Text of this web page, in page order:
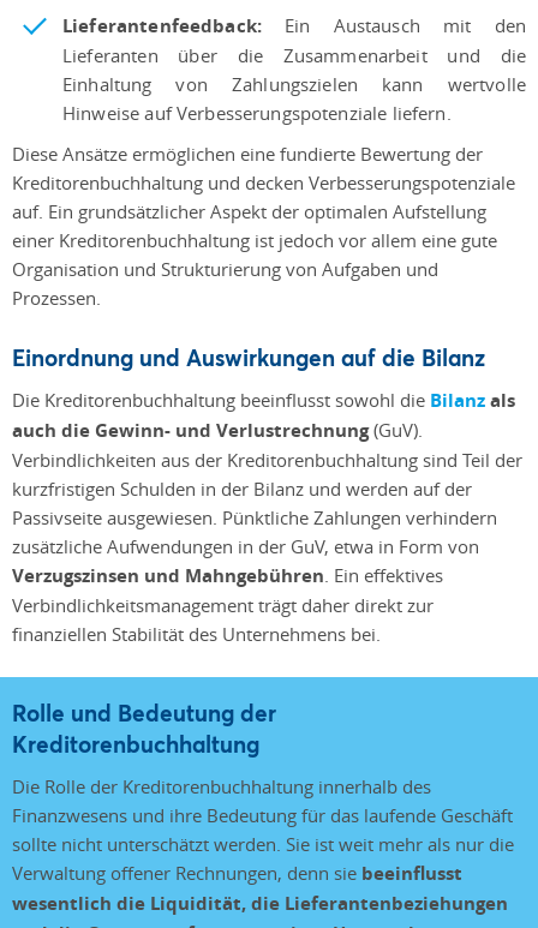
Lieferantenfeedback: Ein Austausch mit den
Lieferanten über die Zusammenarbeit und die
Einhaltung von Zahlungszielen kann wertvolle
Hinweise auf Verbesserungspotenziale liefern.
Diese Ansätze ermöglichen eine fundierte Bewertung der
Kreditorenbuchhaltung und decken Verbesserungspotenziale
auf. Ein grundsätzlicher Aspekt der optimalen Aufstellung
einer Kreditorenbuchhaltung ist jedoch vor allem eine gute
Organisation und Strukturierung von Aufgaben und
Prozessen.
Einordnung und Auswirkungen auf die Bilanz
Die Kreditorenbuchhaltung beeinflusst sowohl die Bilanzals
auch die Gewinn- und Verlustrechnung(GuV).
Verbindlichkeiten aus der Kreditorenbuchhaltung sind Teil der
kurzfristigen Schulden in der Bilanz und werden auf der
Passivseite ausgewiesen. Pünktliche Zahlungen verhindern
zusätzliche Aufwendungen in der GuV, etwa in Form von
Verzugszinsen und Mahngebühren . Ein effektives
Verbindlichkeitsmanagement trägt daher direkt zur
finanziellen Stabilität des Unternehmens bei.
Rolle und Bedeutung der
Kreditorenbuchhaltung
Die Rolle der Kreditorenbuchhaltung innerhalb des
Finanzwesens und ihre Bedeutung für das laufende Geschäft
sollte nicht unterschätzt werden. Sie ist weit mehr als nur die
Verwaltung offener Rechnungen, denn sie beeinflusst
wesentlich die Liquidität, die Lieferantenbeziehungen